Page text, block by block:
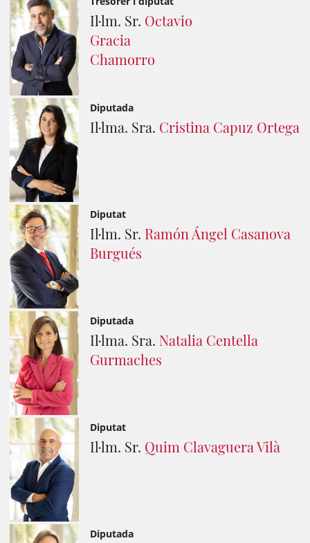
Il·lm. Sr. Octavio
Gracia
Chamorro
Diputada
Il·lma. Sra. Cristina Capuz Ortega
Diputat
Il·lm. Sr. Ramón Ángel Casanova
Burgués
Diputada
Il·lma. Sra. Natalia Centella
Gurmaches
Diputat
Il·lm. Sr. Quim Clavaguera Vilà
Diputada